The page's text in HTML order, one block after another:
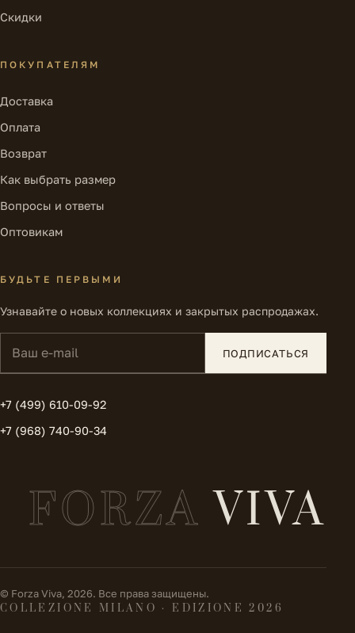
Скидки
ПОКУПАТЕЛЯМ
Доставка
Оплата
Возврат
Как выбрать размер
Вопросы и ответы
Оптовикам
БУДЬТЕ ПЕРВЫМИ
Узнавайте о новых коллекциях и закрытых распродажах.
ПОДПИСАТЬСЯ
+7 (499) 610-09-92
+7 (968) 740-90-34
FORZA VIVA
© Forza Viva, 2026. Все права защищены.
COLLEZIONE MILANO · EDIZIONE 2026